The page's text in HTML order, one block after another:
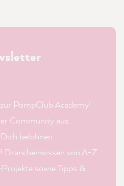
PompClub Academy!
Community aus.
belohnen.
Branchenwissen von A-Z.
sowie Tipps &